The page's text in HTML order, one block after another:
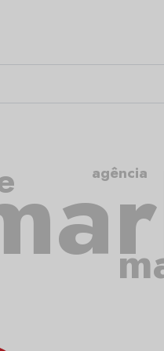
agência